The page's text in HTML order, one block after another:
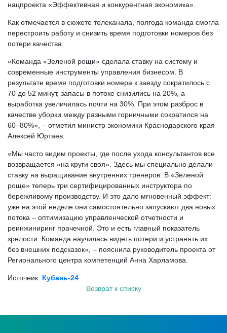
нацпроекта «Эффективная и конкурентная экономика».
Как отмечается в сюжете телеканала, полгода команда смогла
перестроить работу и снизить время подготовки номеров без
потери качества.
«Команда «Зеленой рощи» сделала ставку на систему и
современные инструменты управления бизнесом. В
результате время подготовки номера к заезду сократилось с
70 до 52 минут, запасы в потоке снизились на 20%, а
выработка увеличилась почти на 30%. При этом разброс в
качестве уборки между разными горничными сократился на
60–80%», – отметил министр экономики Краснодарского края
Алексей Юртаев.
«Мы часто видим проекты, где после ухода консультантов все
возвращается «на круги своя». Здесь мы специально делали
ставку на выращивание внутренних тренеров. В «Зеленой
роще» теперь три сертифицированных инструктора по
бережливому производству. И это дало мгновенный эффект:
уже на этой неделе они самостоятельно запускают два новых
потока – оптимизацию управленческой отчетности и
реинжиниринг прачечной. Это и есть главный показатель
зрелости. Команда научилась видеть потери и устранять их
без внешних подсказок», – пояснила руководитель проекта от
Регионального центра компетенций Анна Харламова.
Источник: Кубань-24
Возврат к списку